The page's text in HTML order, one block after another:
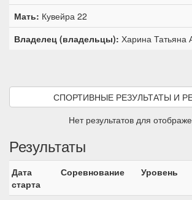
Мать: Кувейра 22
Владелец (владельцы): Харина Татьяна
СПОРТИВНЫЕ РЕЗУЛЬТАТЫ И
Нет результатов для
Результаты
Дата
старта
Соревнование Уровень